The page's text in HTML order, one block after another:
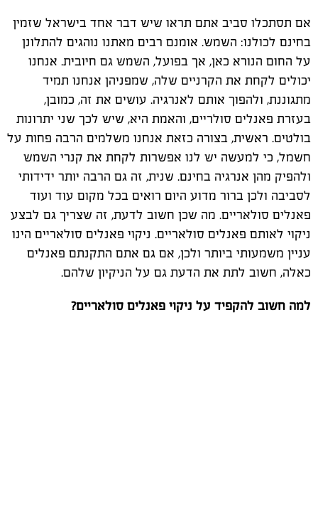
אם תסתכלו סביב אתם תראו שיש דבר אחד בישראל שזמין
בחינם לכולנו: השמש. אומנם רבים מאתנו נוהגים להתלונן
על החום הנורא כאן, אך בפועל, השמש גם חיובית. אנחנו
יכולים לקחת את הקרניים שלה, שמפניהן אנחנו תמיד
מתגוננת, ולהפוך אותם לאנרגיה. עושים את זה, כמובן,
בעזרת פאנלים סולריים, והאמת היא, שיש לכך שני יתרונות
בולטים. ראשית, בצורה כזאת אנחנו משלמים הרבה פחות על
חשמל, כי למעשה יש לנו אפשרות לקחת את קנרי השמש
ולהפיק מהן אנרגיה בחינם. שנית, זה גם הרבה יותר ידידותי
לסביבה ולכן ברור מדוע היום רואים בכל מקום עוד ועוד
פאנלים סולאריים. מה שכן חשוב לדעת, זה שצריך גם לבצע
ניקוי לאותם פאנלים סולאריים. ניקוי פאנלים סולאריים הינו
עניין משמעותי ביותר ולכן, אם גם אתם התקנתם פאנלים
כאלה, חשוב לתת את הדעת גם על הניקיון שלהם.
למה חשוב להקפיד על ניקוי פאנלים סולאריים?